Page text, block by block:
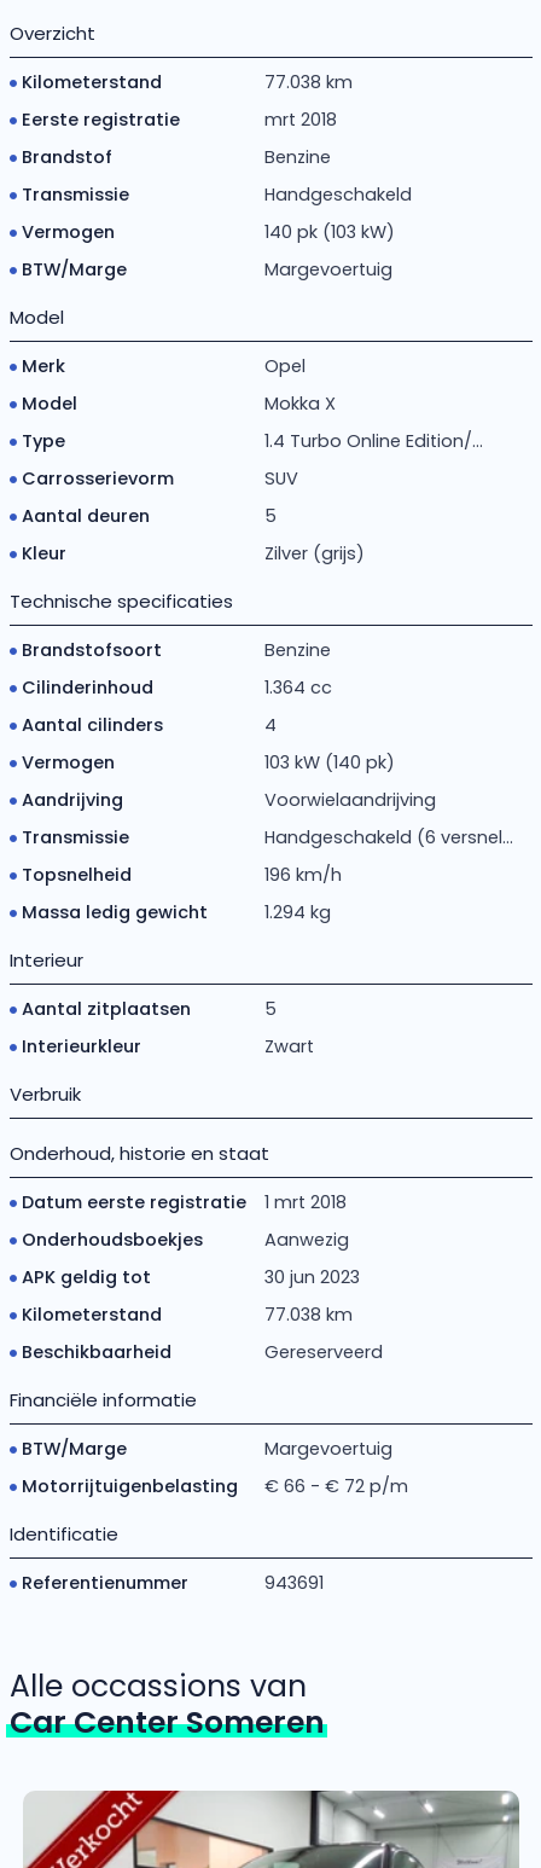
Overzicht
Kilometerstand
77.038 km
Eerste registratie
mrt 2018
Brandstof
Benzine
Transmissie
Handgeschakeld
Vermogen
140 pk (103 kW)
BTW/Marge
Margevoertuig
Model
Merk
Opel
Model
Mokka X
Type
1.4 Turbo Online Edition/...
Carrosserievorm
SUV
Aantal deuren
5
Kleur
Zilver (grijs)
Technische specificaties
Brandstofsoort
Benzine
Cilinderinhoud
1.364 cc
Aantal cilinders
4
Vermogen
103 kW (140 pk)
Aandrijving
Voorwielaandrijving
Transmissie
Handgeschakeld (6 versnel...
Topsnelheid
196 km/h
Massa ledig gewicht
1.294 kg
Interieur
Aantal zitplaatsen
5
Interieurkleur
Zwart
Verbruik
Onderhoud, historie en staat
Datum eerste registratie
1 mrt 2018
Onderhoudsboekjes
Aanwezig
APK geldig tot
30 jun 2023
Kilometerstand
77.038 km
Beschikbaarheid
Gereserveerd
Financiële informatie
BTW/Marge
Margevoertuig
Motorrijtuigenbelasting
€ 66 - € 72 p/m
Identificatie
Referentienummer 943691
Alle occassions van
Car Center Someren